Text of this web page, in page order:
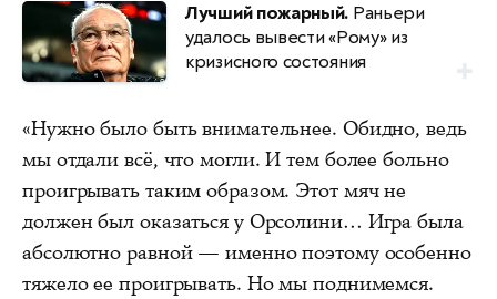
Лучший пожарный. Раньери
удалось вывести «Рому» из
кризисного состояния
«Нужно было быть внимательнее. Обидно, ведь
мы отдали всё, что могли. И тем более больно
проигрывать таким образом. Этот мяч не
должен был оказаться у Орсолини… Игра была
абсолютно равной — именно поэтому особенно
тяжело ее проигрывать. Но мы поднимемся.